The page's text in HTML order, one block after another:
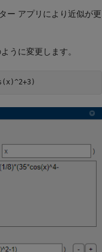
ー アプリにより近似が更
うに変更します。